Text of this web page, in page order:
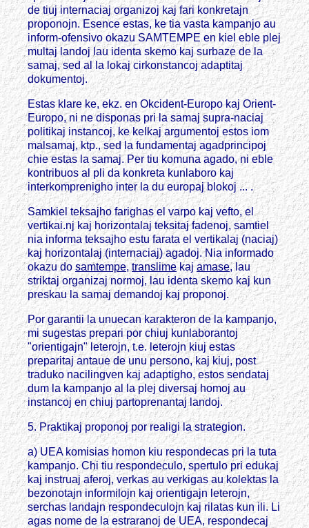
de tiuj internaciaj organizoj kaj fari konkretajn
proponojn. Esence estas, ke tia vasta kampanjo au
inform-ofensivo okazu SAMTEMPE en kiel eble plej
multaj landoj lau identa skemo kaj surbaze de la
samaj, sed al la lokaj cirkonstancoj adaptitaj
dokumentoj.
Estas klare ke, ekz. en Okcident-Europo kaj Orient-
Europo, ni ne disponas pri la samaj supra-naciaj
politikaj instancoj, ke kelkaj argumentoj estos iom
malsamaj, ktp., sed la fundamentaj agadprincipoj
chie estas la samaj. Per tiu komuna agado, ni eble
kontribuos al pli da konkreta kunlaboro kaj
interkomprenigho inter la du europaj blokoj ... .
Samkiel teksajho farighas el varpo kaj vefto, el
vertikai.nj kaj horizontalaj teksitaj fadenoj, samtiel
nia informa teksajho estu farata el vertikalaj (naciaj)
kaj horizontalaj (internaciaj) agadoj. Nia informado
okazu dosamtempe,translimekajamase, lau
striktaj organizaj normoj, lau identa skemo kaj kun
preskau la samaj demandoj kaj proponoj.
Por garantii la unuecan karakteron de la kampanjo,
mi sugestas prepari por chiuj kunlaborantoj
"orientigajn" leterojn, t.e. leterojn kiuj estas
preparitaj antaue de unu persono, kaj kiuj, post
traduko nacilingven kaj adaptigho, estos sendataj
dum la kampanjo al la plej diversaj homoj au
instancoj en chiuj partoprenantaj landoj.
5. Praktikaj proponoj por realigi la strategion.
a) UEA komisias homon kiu respondecas pri la tuta
kampanjo. Chi tiu respondeculo, spertulo pri edukaj
kaj instruaj aferoj, verkas au verkigas au kolektas la
bezonotajn informilojn kaj orientigajn leterojn,
serchas landajn respondeculojn kaj rilatas kun ili. Li
agas nome de la estraranoj de UEA, respondecaj